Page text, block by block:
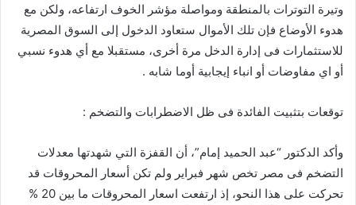
وتيرة التوترات بالمنطقة ومواصلة مؤشر الخوف ارتفاعه، ولكن مع
هدوء الأوضاع فإن تلك الأموال ستعاود الدخول إلى السوق المصرية
للاستثمارات فى إدارة الدخل مرة أخرى، مستقبلا مع أي هدوء نسبي
أو اي مفاوضات أو انباء إيجابية أوما شابه .
توقعات بتثبيت الفائدة فى ظل الاضطرابات والتضخم :
وأكد الدكتور “عبد الحميد إمام”، أن القفزة التي شهدتها معدلات
التضخم فى مصر تخص شهر فبراير ولم تكن أسعار المحروقات قد
تحركت على هذا النحو، إذ ارتفعت اسعار المحروقات ما بين 20 %